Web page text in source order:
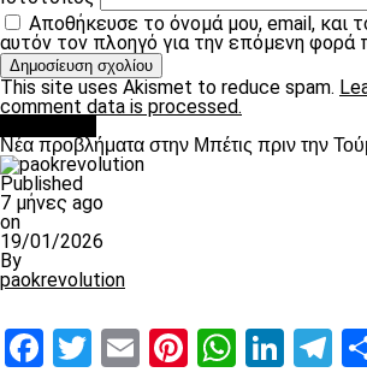
Αποθήκευσε το όνομά μου, email, και
αυτόν τον πλοηγό για την επόμενη φορά
This site uses Akismet to reduce spam.
comment data is processed.
Νέα προβλήματα στην Μπέτις πριν την
Published
7 μήνες ago
on
19/01/2026
By
paokrevolution
Facebook
Twitter
EmailPinterest